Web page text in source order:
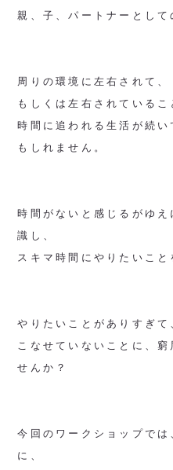
親、子、パートナーとして
周りの環境に左右されて、
もしくは左右されているこ
時間に追われる生活が続
もしれません。
時間がないと感じるがゆ
識し、
スキマ時間にやりたいこと
やりたいことがありすぎて
こなせていないことに、
せんか？
今回のワークショップで
に、